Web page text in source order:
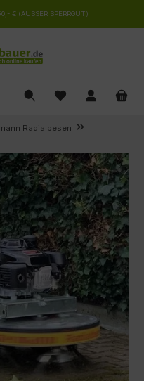
€ (AUSSER SPERRGUT)
Radialbesen